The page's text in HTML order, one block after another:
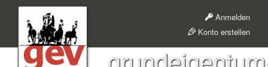
Anmelden
Konto erstellen